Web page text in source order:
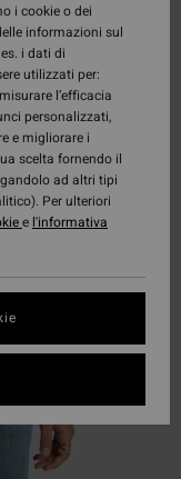
i cookie o dei
informazioni sul
i dati di
utilizzati per:
l’efficacia
personalizzati,
e migliorare i
scelta fornendo il
ad altri tipi
Per ulteriori
e l'informativa